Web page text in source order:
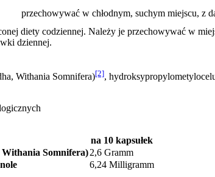
przechowywać w chłodnym, suchym miejscu, z
diety codziennej. Należy je przechowywać w
dziennej.
Withania Somnifera)[2],
na 10 kapsułek
Somnifera)2,6 Gramm
6,24 Milligramm